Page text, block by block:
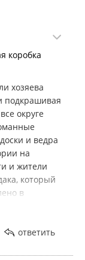
коробка
хозяева
подкрашивая
округе
и ведра
на
и жители
который
в
фото будут
контроль
ответить